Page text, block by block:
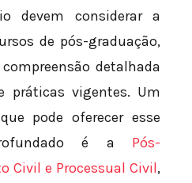
devem considerar a
de pós-graduação,
detalhada
práticas vigentes. Um
pode oferecer esse
é a Pós-
Civil e Processual Civil,